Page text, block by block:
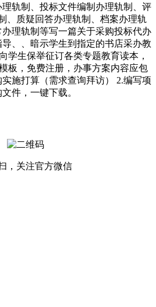
轨制、投标文件编制办理轨制、评
、质疑回答办理轨制、档案办理轨
理轨制等写一篇关于采购投标代办
、、暗示学生到指定的书店采办教
学生保举征订各类专题教育读本，
板，免费注册，办事方案内容应包
施打算（需求查询拜访） 2.编写项
文件，一键下载。
，关注官方微信